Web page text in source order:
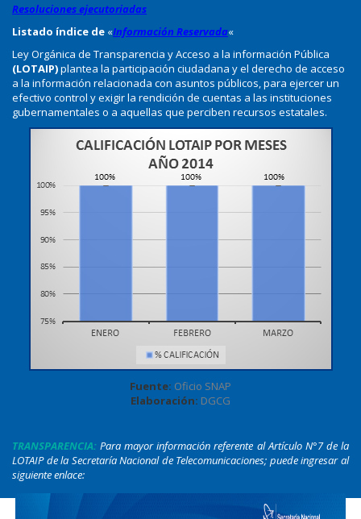
Resoluciones ejecutoriadas
Listado índice de «Información Reservada«
Ley Orgánica de Transparencia y Acceso a la información Pública
(LOTAIP)plantea la participación ciudadana y el derecho de acceso
a la información relacionada con asuntos públicos, para ejercer un
efectivo control y exigir la rendición de cuentas a las instituciones
gubernamentales o a aquellas que perciben recursos estatales.
Fuente: Oficio SNAP
Elaboración: DGCG
TRANSPARENCIA: Para mayor información referente al Artículo N°7 de la
LOTAIP de la Secretaría Nacional de Telecomunicaciones; puede ingresar al
siguiente enlace:
www.regulaciontelecomunicaciones.gob.ec/